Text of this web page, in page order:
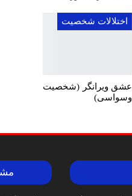
اختلالات شخصیت
عشق ویرانگر (شخصیت
وسواسی)